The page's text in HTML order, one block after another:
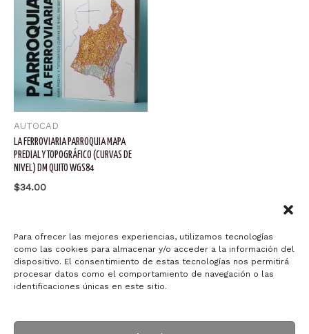
Para ofrecer las mejores experiencias, utilizamos tecnologías
como las cookies para almacenar y/o acceder a la información del
dispositivo. El consentimiento de estas tecnologías nos permitirá
procesar datos como el comportamiento de navegación o las
identificaciones únicas en este sitio.
AUTOCAD
LA FERROVIARIA PARROQUIA MAPA
PREDIAL Y TOPOGRÁFICO (CURVAS DE
NIVEL) DM QUITO WGS84
$34.00